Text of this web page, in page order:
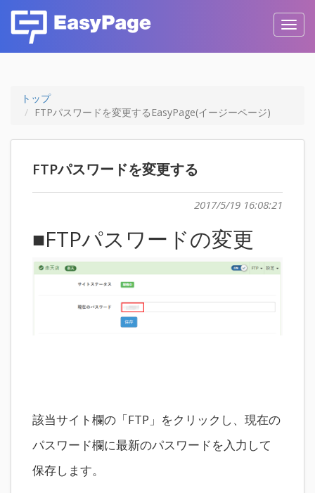
トップ
FTPパスワードを変更するEasyPage(イージーページ)
FTPパスワードを変更する
2017/5/19 16:08:21
■FTPパスワードの変更
該当サイト欄の「FTP」をクリックし、現在の
パスワード欄に最新のパスワードを入力して
保存します。